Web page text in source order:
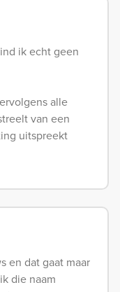
ik echt geen
alle
van een
uitspreekt
en dat gaat maar
die naam